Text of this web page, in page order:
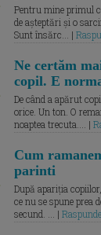
Pentru mine primul
de așteptări și o
Sunt însărc... |
Ne certăm
copil. E
De când a apărut
orice. Un ton. O
noaptea trecuta.... |
Cum
parinti
După apariția
ce nu se spune prea
secund. ... |